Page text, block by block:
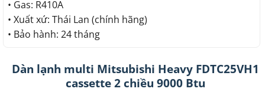
• Gas: R410A
• Xuất xứ: Thái Lan (chính hãng)
• Bảo hành: 24 tháng
Dàn lạnh multi Mitsubishi Heavy FDTC25VH1
cassette 2 chiều 9000 Btu